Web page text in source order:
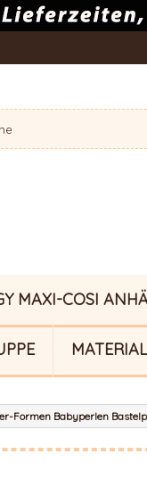
MAXI-COSI
MATERIAL
Formen Babyperlen